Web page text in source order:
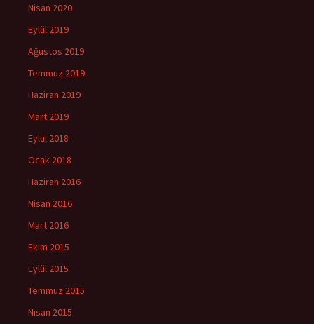
Nisan 2020
Eylül 2019
Ağustos 2019
Temmuz 2019
Haziran 2019
Mart 2019
Eylül 2018
Ocak 2018
Haziran 2016
Nisan 2016
Mart 2016
Ekim 2015
Eylül 2015
Temmuz 2015
Nisan 2015